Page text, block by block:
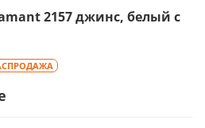
2157 джинс, белый с